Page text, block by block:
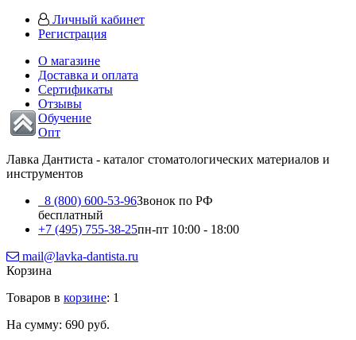
Личный кабинет
Регистрация
О магазине
Доставка и оплата
Сертификаты
Отзывы
Обучение
Опт
Лавка Дантиста - каталог стоматологических материалов и
инструментов
8 (800) 600-53-96Звонок по РФ
бесплатный
+7 (495) 755-38-25пн-пт 10:00 - 18:00
mail@lavka-dantista.ru
Корзина
Товаров в корзине: 1
На сумму: 690 руб.